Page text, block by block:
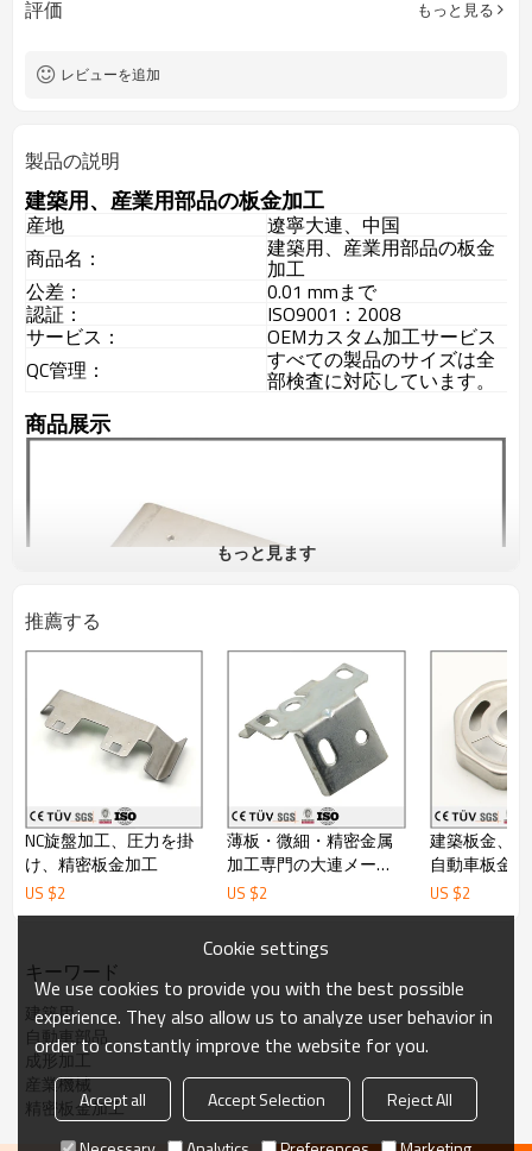
評価 もっと見る
レビューを追加
製品の説明
建築用、産業用部品の板金加工
産地
遼寧大連、中国
商品名：
建築用、産業用部品の板金
加工
公差： 0.01 mmまで
認証： ISO9001：2008
サービス：
OEMカスタム加工サービス
QC管理：
すべての製品のサイズは全
部検査に対応しています。
商品展示
もっと見ます
推薦する
NC旋盤加工、圧力を掛
け、精密板金加工
US $2
薄板・微細・精密金属
加工専門の大連メーカ
ー、板金加工
US $2
建築板金、
自動車板金
US $2
キーワード
建築用
自動車部品
成形加工
産業機械
精密板金加工
Cookie settings
We use cookies to provide you with the best possible
experience. They also allow us to analyze user behavior in
order to constantly improve the website for you.
Accept all Accept Selection
Reject All